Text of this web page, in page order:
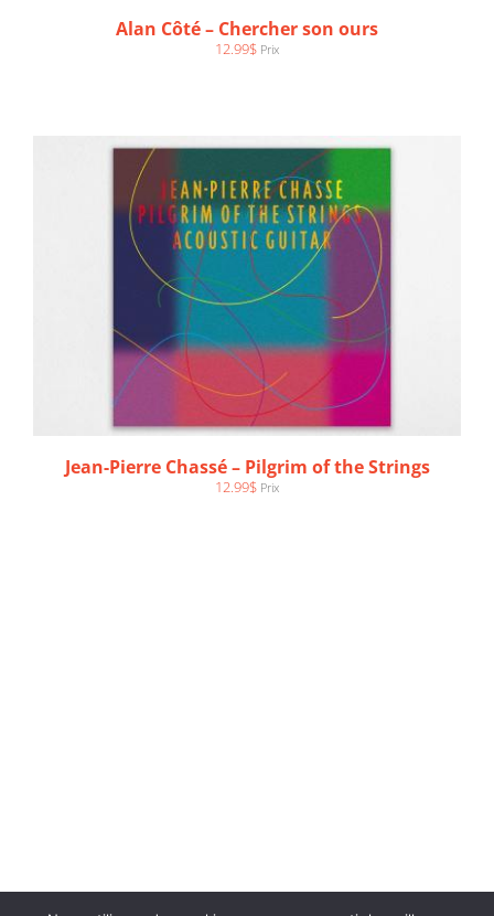
Alan Côté – Chercher son ours
12.99$ Prix
Jean-Pierre Chassé – Pilgrim of the Strings
12.99$ Prix